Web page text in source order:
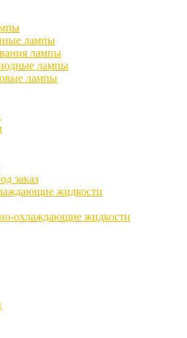
лампы
лампы
лампы
лампы
заказ
жидкости
охлаждающие жидкости